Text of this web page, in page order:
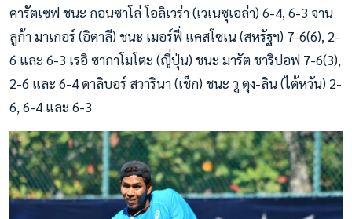
คารัตเซฟ ชนะ กอนซาโล่ โอลิเวร่า (เวเนซุเอล่า) 6-4, 6-3 จาน
ลูก้า มาเกอร์ (อิตาลี) ชนะ เมอร์ฟี่ แคสโซเน (สหรัฐฯ) 7-6(6), 2-
6 และ 6-3 เรอิ ซากาโมโตะ (ญี่ปุ่น) ชนะ มารัต ชาริปอฟ 7-6(3),
2-6 และ 6-4 ดาลิบอร์ สวารินา (เช็ก) ชนะ วู ตุง-ลิน (ไต้หวัน) 2-
6, 6-4 และ 6-3